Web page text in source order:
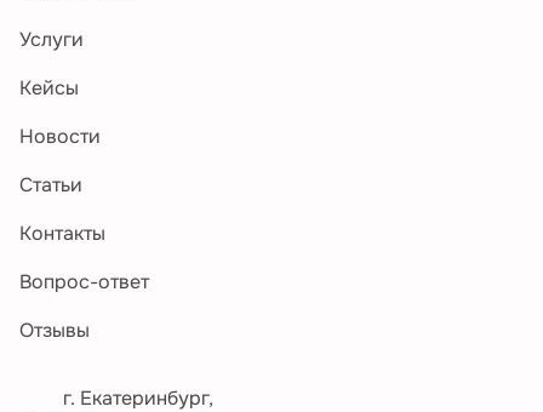
Услуги
Кейсы
Новости
Статьи
Контакты
Вопрос-ответ
Отзывы
г. Екатеринбург,